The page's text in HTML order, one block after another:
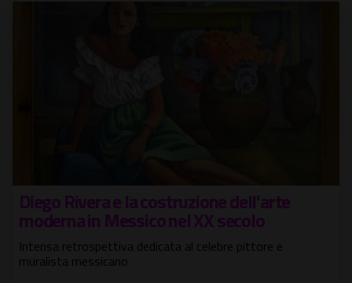
Diego Rivera e la costruzione dell'arte
moderna in Messico nel XX secolo
Intensa retrospettiva dedicata al celebre pittore e
muralista messicano